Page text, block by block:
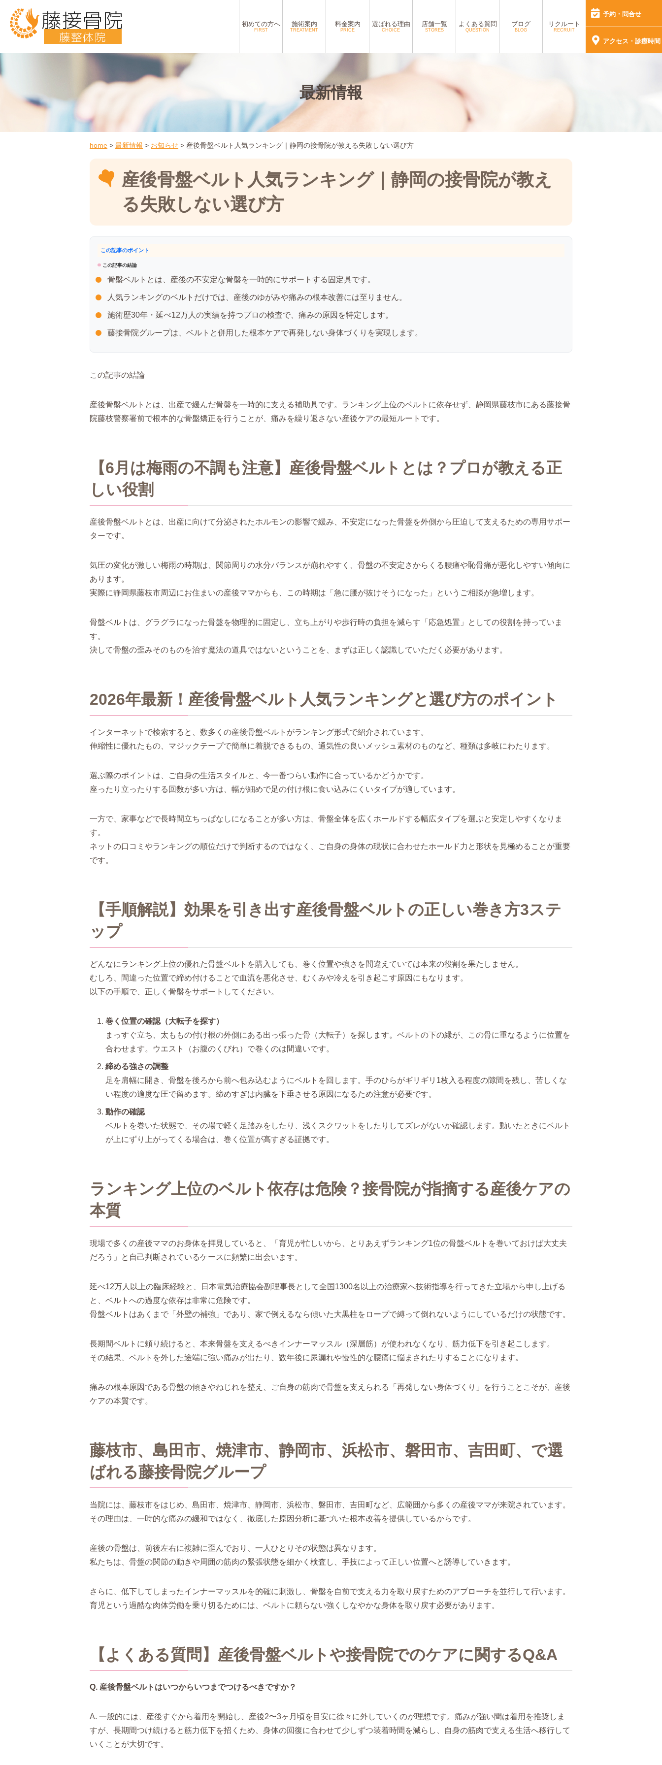
藤接骨院
藤整体院
初めての方へ
FIRST
施術案内
TREATMENT
料金案内
PRICE
選ばれる理由
CHOICE
店舗一覧
STORES
よくある質問
QUESTION
ブログ
BLOG
リクルート
RECRUIT
予約・問合せ
アクセス・診療時間
最新情報
home > 最新情報 > お知らせ > 産後骨盤ベルト人気ランキング｜静岡の接骨院が教える失敗しない選び方
産後骨盤ベルト人気ランキング｜静岡の接骨院が教え
る失敗しない選び方
この記事のポイント
この記事の結論
骨盤ベルトとは、産後の不安定な骨盤を一時的にサポートする固定具です。
人気ランキングのベルトだけでは、産後のゆがみや痛みの根本改善には至りません。
施術歴30年・延べ12万人の実績を持つプロの検査で、痛みの原因を特定します。
藤接骨院グループは、ベルトと併用した根本ケアで再発しない身体づくりを実現します。
この記事の結論
産後骨盤ベルトとは、出産で緩んだ骨盤を一時的に支える補助具です。ランキング上位のベルトに依存せず、静岡県藤枝市にある藤接骨
院藤枝警察署前で根本的な骨盤矯正を行うことが、痛みを繰り返さない産後ケアの最短ルートです。
【6月は梅雨の不調も注意】産後骨盤ベルトとは？プロが教える正
しい役割
産後骨盤ベルトとは、出産に向けて分泌されたホルモンの影響で緩み、不安定になった骨盤を外側から圧迫して支えるための専用サポー
ターです。
気圧の変化が激しい梅雨の時期は、関節周りの水分バランスが崩れやすく、骨盤の不安定さからくる腰痛や恥骨痛が悪化しやすい傾向に
あります。
実際に静岡県藤枝市周辺にお住まいの産後ママからも、この時期は「急に腰が抜けそうになった」というご相談が急増します。
骨盤ベルトは、グラグラになった骨盤を物理的に固定し、立ち上がりや歩行時の負担を減らす「応急処置」としての役割を持っていま
す。
決して骨盤の歪みそのものを治す魔法の道具ではないということを、まずは正しく認識していただく必要があります。
2026年最新！産後骨盤ベルト人気ランキングと選び方のポイント
インターネットで検索すると、数多くの産後骨盤ベルトがランキング形式で紹介されています。
伸縮性に優れたもの、マジックテープで簡単に着脱できるもの、通気性の良いメッシュ素材のものなど、種類は多岐にわたります。
選ぶ際のポイントは、ご自身の生活スタイルと、今一番つらい動作に合っているかどうかです。
座ったり立ったりする回数が多い方は、幅が細めで足の付け根に食い込みにくいタイプが適しています。
一方で、家事などで長時間立ちっぱなしになることが多い方は、骨盤全体を広くホールドする幅広タイプを選ぶと安定しやすくなりま
す。
ネットの口コミやランキングの順位だけで判断するのではなく、ご自身の身体の現状に合わせたホールド力と形状を見極めることが重要
です。
【手順解説】効果を引き出す産後骨盤ベルトの正しい巻き方3ステ
ップ
どんなにランキング上位の優れた骨盤ベルトを購入しても、巻く位置や強さを間違えていては本来の役割を果たしません。
むしろ、間違った位置で締め付けることで血流を悪化させ、むくみや冷えを引き起こす原因にもなります。
以下の手順で、正しく骨盤をサポートしてください。
巻く位置の確認（大転子を探す）
まっすぐ立ち、太ももの付け根の外側にある出っ張った骨（大転子）を探します。ベルトの下の縁が、この骨に重なるように位置を
合わせます。ウエスト（お腹のくびれ）で巻くのは間違いです。
締める強さの調整
足を肩幅に開き、骨盤を後ろから前へ包み込むようにベルトを回します。手のひらがギリギリ1枚入る程度の隙間を残し、苦しくな
い程度の適度な圧で留めます。締めすぎは内臓を下垂させる原因になるため注意が必要です。
動作の確認
ベルトを巻いた状態で、その場で軽く足踏みをしたり、浅くスクワットをしたりしてズレがないか確認します。動いたときにベルト
が上にずり上がってくる場合は、巻く位置が高すぎる証拠です。
ランキング上位のベルト依存は危険？接骨院が指摘する産後ケアの
本質
現場で多くの産後ママのお身体を拝見していると、「育児が忙しいから、とりあえずランキング1位の骨盤ベルトを巻いておけば大丈夫
だろう」と自己判断されているケースに頻繁に出会います。
延べ12万人以上の臨床経験と、日本電気治療協会副理事長として全国1300名以上の治療家へ技術指導を行ってきた立場から申し上げる
と、ベルトへの過度な依存は非常に危険です。
骨盤ベルトはあくまで「外壁の補強」であり、家で例えるなら傾いた大黒柱をロープで縛って倒れないようにしているだけの状態です。
長期間ベルトに頼り続けると、本来骨盤を支えるべきインナーマッスル（深層筋）が使われなくなり、筋力低下を引き起こします。
その結果、ベルトを外した途端に強い痛みが出たり、数年後に尿漏れや慢性的な腰痛に悩まされたりすることになります。
痛みの根本原因である骨盤の傾きやねじれを整え、ご自身の筋肉で骨盤を支えられる「再発しない身体づくり」を行うことこそが、産後
ケアの本質です。
藤枝市、島田市、焼津市、静岡市、浜松市、磐田市、吉田町、で選
ばれる藤接骨院グループ
当院には、藤枝市をはじめ、島田市、焼津市、静岡市、浜松市、磐田市、吉田町など、広範囲から多くの産後ママが来院されています。
その理由は、一時的な痛みの緩和ではなく、徹底した原因分析に基づいた根本改善を提供しているからです。
産後の骨盤は、前後左右に複雑に歪んでおり、一人ひとりその状態は異なります。
私たちは、骨盤の関節の動きや周囲の筋肉の緊張状態を細かく検査し、手技によって正しい位置へと誘導していきます。
さらに、低下してしまったインナーマッスルを的確に刺激し、骨盤を自前で支える力を取り戻すためのアプローチを並行して行います。
育児という過酷な肉体労働を乗り切るためには、ベルトに頼らない強くしなやかな身体を取り戻す必要があります。
【よくある質問】産後骨盤ベルトや接骨院でのケアに関するQ&A
Q. 産後骨盤ベルトはいつからいつまでつけるべきですか？
A. 一般的には、産後すぐから着用を開始し、産後2〜3ヶ月頃を目安に徐々に外していくのが理想です。痛みが強い間は着用を推奨しま
すが、長期間つけ続けると筋力低下を招くため、身体の回復に合わせて少しずつ装着時間を減らし、自身の筋肉で支える生活へ移行して
いくことが大切です。